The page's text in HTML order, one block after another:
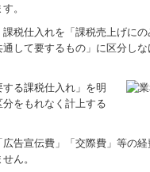
。
税仕入れを「課税売上げに
して要するもの」に区分しな
る課税仕入れ」を明
をもれなく計上する
告宣伝費」「交際費」等の
ん。